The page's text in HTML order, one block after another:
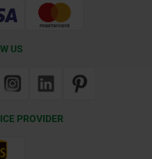
US
PROVIDER